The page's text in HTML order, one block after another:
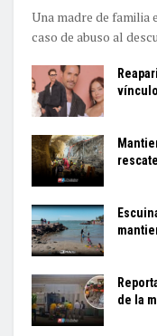
Una madre de familia
caso de abuso al
de la